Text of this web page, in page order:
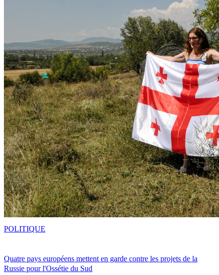
Quatre pays européens mettent en garde contre les projets de la
Russie pour l'Ossétie du Sud
POLITIQUE